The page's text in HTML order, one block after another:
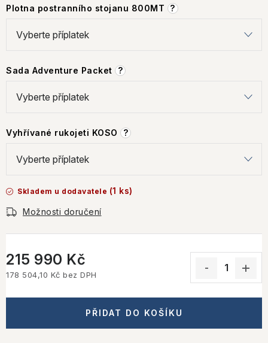
Plotna postranního stojanu 800MT ?
Sada Adventure Packet ?
Vyhřívané rukojeti KOSO ?
Skladem u dodavatele (1 ks)
Možnosti doručení
215 990 Kč
178 504,10 Kč bez DPH
PŘIDAT DO KOŠÍKU